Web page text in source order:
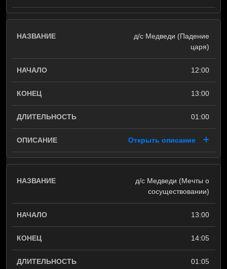
д/с Медведи (Падение
царя)
12:00
13:00
01:00
Открыть описание
д/с Медведи (Мечты о
сосуществовании)
13:00
14:05
01:05